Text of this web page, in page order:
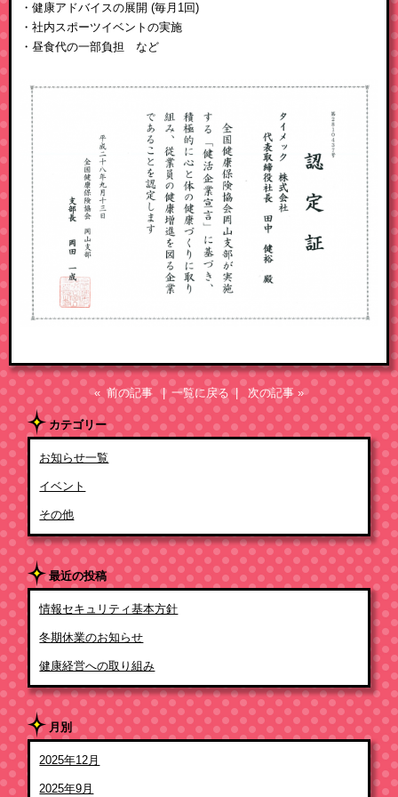
・健康アドバイスの展開 (毎月1回)
・社内スポーツイベントの実施
・昼食代の一部負担 など
« 前の記事 | 一覧に戻る | 次の記事 »
カテゴリー
お知らせ一覧
イベント
その他
最近の投稿
情報セキュリティ基本方針
冬期休業のお知らせ
健康経営への取り組み
月別
2025年12月
2025年9月